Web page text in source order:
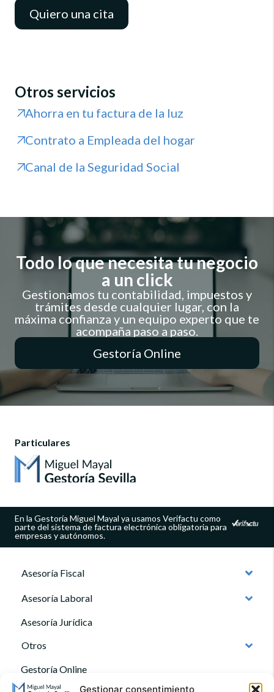
Gestionar consentimiento
Quiero una cita
Otros servicios
Ahorra en tu factura de la luz
Contrato a Empleada del hogar
Canal de la Seguridad Social
Todo lo que necesita tu negocio
a un click
Gestionamos tu contabilidad, impuestos y
trámites desde cualquier lugar, con la
máxima confianza y un equipo experto que te
acompaña paso a paso.
Gestoría Online
Particulares
En la Gestoría Miguel Mayal ya usamos Verifactu como
parte del sistema de factura electrónica obligatoria para
empresas y autónomos.
Asesoría Fiscal
Asesoría Laboral
Asesoría Jurídica
Otros
Gestoría Online